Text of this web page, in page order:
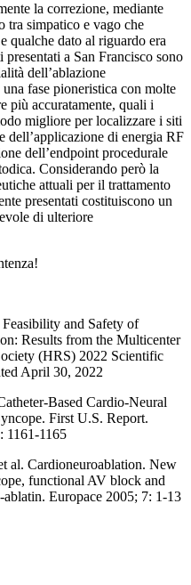
la correzione, mediante
tra simpatico e vago che
qualche dato al riguardo era
a San Francisco sono
dell’ablazione
fase pioneristica con molte
più accuratamente, quali i
migliore per localizzare i siti
dell’applicazione di energia RF
dell’endpoint procedurale
Considerando però la
attuali per il trattamento
presentati costituiscono un
di ulteriore
and Safety of
Results from the Multicenter
(HRS) 2022 Scientific
April 30, 2022
Based Cardio-Neural
First U.S. Report.
1165
al. Cardioneuroablation. New
functional AV block and
Europace 2005; 7: 1-13